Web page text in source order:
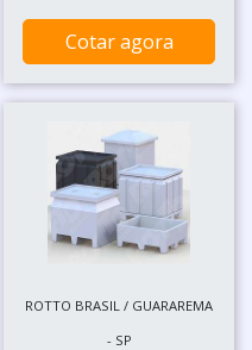
Cotar agora
ROTTO BRASIL / GUARAREMA
- SP